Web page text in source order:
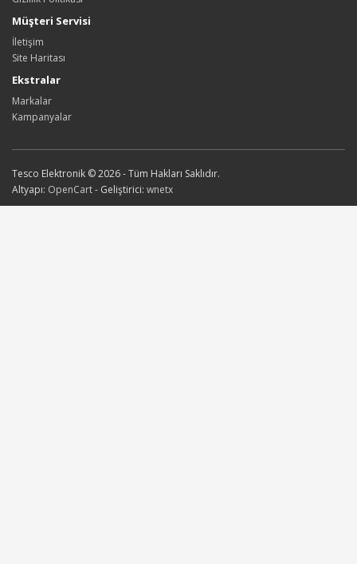
Müşteri Servisi
İletişim
Site Haritası
Ekstralar
Markalar
Kampanyalar
Tesco Elektronik © 2026 - Tüm Hakları Saklıdır.
Altyapı: OpenCart- Geliştirici: wnetx